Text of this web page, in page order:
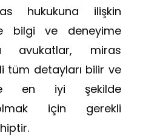
hukukuna ilişkin
bilgi ve deneyime
avukatlar, miras
tüm detayları bilir ve
en iyi şekilde
için gerekli